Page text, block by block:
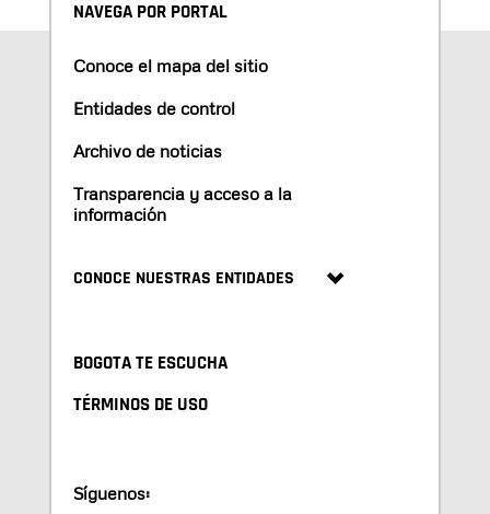
NAVEGA POR PORTAL
Conoce el mapa del sitio
Entidades de control
Archivo de noticias
Transparencia y acceso a la
información
CONOCE NUESTRAS ENTIDADES
BOGOTA TE ESCUCHA
TÉRMINOS DE USO
Síguenos: